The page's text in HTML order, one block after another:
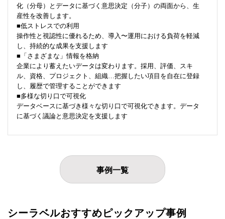
化（分母）とデータに基づく意思決定（分子）の両面から、生
産性を改善します。
■低ストレスでの利用
操作性と視認性に優れるため、導入〜運用における負荷を軽減
し、持続的な成果を支援します
■「さまざまな」情報を格納
企業により蓄えたいデータは変わります。採用、評価、スキ
ル、資格、プロジェクト、組織…把握したい項目を自在に登録
し、履歴で管理することができます
■多様な切り口で可視化
データベースに基づき様々な切り口で可視化できます。データ
に基づく議論と意思決定を支援します
事例一覧
シーラベルおすすめピックアップ事例